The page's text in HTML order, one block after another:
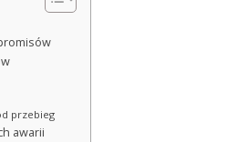
przebieg
awarii